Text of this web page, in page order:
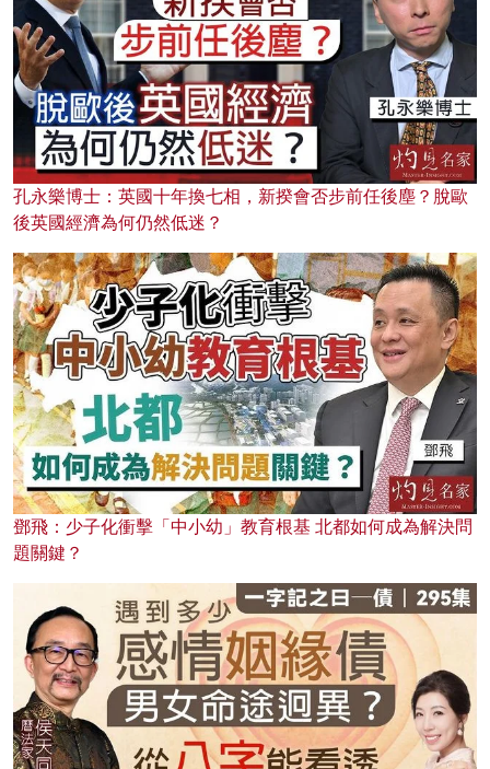
孔永樂博士：英國十年換七相，新揆會否步前任後塵？脫歐
後英國經濟為何仍然低迷？
鄧飛：少子化衝擊「中小幼」教育根基 北都如何成為解決問
題關鍵？